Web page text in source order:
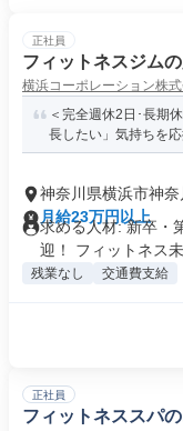
正社員
フィットネスジム
横浜コーポレーション株
＜完全週休2日･長期
長したい」気持ちを
神奈川県横浜市神奈
月給23万円以上
求める人材: 新卒・
迎！ フィットネス未
残業なし 交通費支給
正社員
フィットネススパ